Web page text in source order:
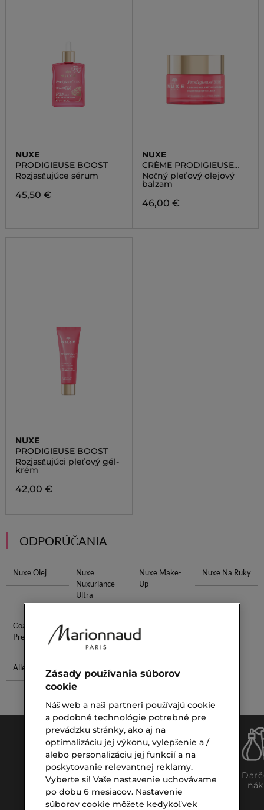
NUXE
PRODIGIEUSE BOOST
Rozjasňujúce sérum
45,50 €
NUXE
CRÈME PRODIGIEUSE
BOOST
Nočný pleťový olejový
balzam
46,00 €
NUXE
PRODIGIEUSE BOOST
Rozjasňujúci pleťový gél-
krém
42,00 €
ODPORÚČANIA
Nuxe Olej
Nuxe
Nuxuriance
Ultra
Nuxe Make-
Up
Nuxe Na Ruky
Coach Parfum
Pre Ženy
Štetec
Vlasy
Allegoria Flora
Rozjasnenie
Pleti
Doprava
zadarmo
nad €39,-
Expresný
osobný
odber
Zásady používania súborov
cookie
Náš web a naši partneri používajú cookie
a podobné technológie potrebné pre
prevádzku stránky, ako aj na
optimalizáciu jej výkonu, vylepšenie a /
alebo personalizáciu jej funkcií a na
poskytovanie relevantnej reklamy.
Vyberte si! Vaše nastavenie uchovávame
po dobu 6 mesiacov. Nastavenie
súborov cookie môžete kedykoľvek